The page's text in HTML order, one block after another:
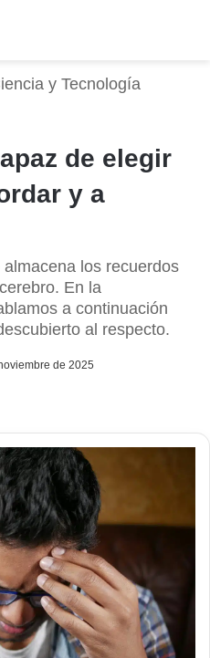
y Tecnología
de elegir
y a
los recuerdos
En la
a continuación
al respecto.
de 2025